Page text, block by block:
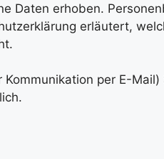
Daten erhoben.
erläutert,
per E-